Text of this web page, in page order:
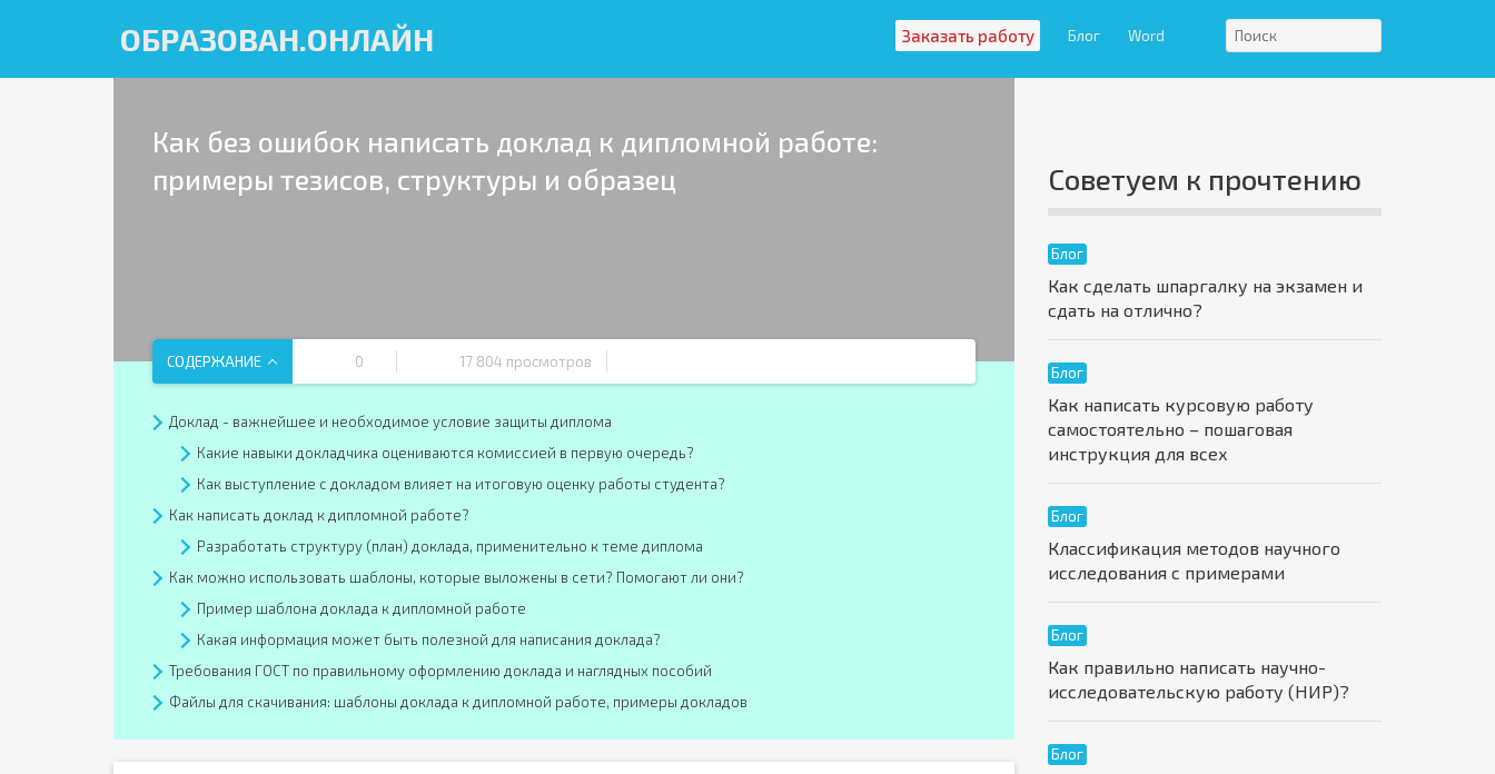
ОБРАЗОВАН.ОНЛАЙН Заказать работу Блог Word
Как без ошибок написать доклад к дипломной работе:
примеры тезисов, структуры и образец
СОДЕРЖАНИЕ 0 17 804 просмотров
Доклад - важнейшее и необходимое условие защиты диплома
Какие навыки докладчика оцениваются комиссией в первую очередь?
Как выступление с докладом влияет на итоговую оценку работы студента?
Как написать доклад к дипломной работе?
Разработать структуру (план) доклада, применительно к теме диплома
Как можно использовать шаблоны, которые выложены в сети? Помогают ли они?
Пример шаблона доклада к дипломной работе
Какая информация может быть полезной для написания доклада?
Требования ГОСТ по правильному оформлению доклада и наглядных пособий
Файлы для скачивания: шаблоны доклада к дипломной работе, примеры докладов
Советуем к прочтению
Блог
Как сделать шпаргалку на экзамен и
сдать на отлично?
Блог
Как написать курсовую работу
самостоятельно – пошаговая
инструкция для всех
Блог
Классификация методов научного
исследования с примерами
Блог
Как правильно написать научно-
исследовательскую работу (НИР)?
Блог